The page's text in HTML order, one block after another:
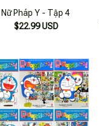
Nữ Pháp Y - Tập 4
$22.99 USD